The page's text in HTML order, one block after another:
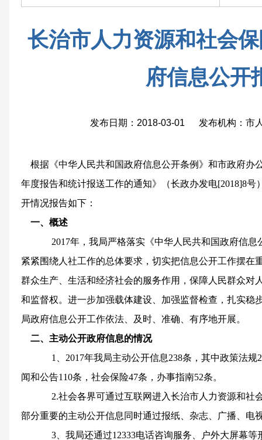
长治市人力资源和社会
府信息公开
发布日期：2018-03-01 发布机构：市
根据《中华人民共和国政府信息公开条例》和市政府办
年度报告和统计报送工作的通知》（长政办发电[2018]8号
开情况报告如下：
一、概述
2017年，我局严格落实《中华人民共和国政府信息
紧紧围绕人社工作的总体要求，切实把信息公开工作摆在
群众生产、生活和经济社会的服务作用，保障人民群众对
和监督权。进一步加强载体建设、加强监督检查，扎实稳
局政府信息公开工作依法、及时、准确、有序地开展。
二、主动公开政府信息的情况
1、2017年我局主动公开信息238条，其中政策法规
闻和公告110条，社会保险47条，办事指南52条。
2.社会各界可通过互联网进入长治市人力资源和社会
部分重要的主动公开信息同时通过报纸、杂志、广播、电
3、我局还通过12333电话咨询服务、户外大屏幕等